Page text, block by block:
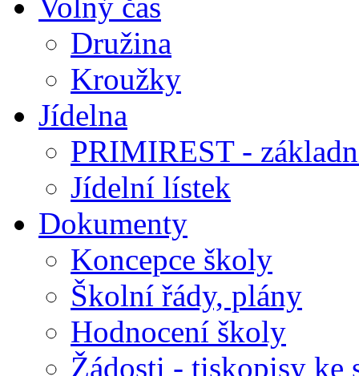
Volný čas
Družina
Kroužky
Jídelna
PRIMIREST -
Jídelní lístek
Dokumenty
Koncepce školy
Školní řády, plány
Hodnocení školy
Žádosti - tiskopisy ke